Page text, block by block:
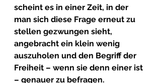
scheint es in einer Zeit, in der
man sich diese Frage erneut zu
stellen gezwungen sieht,
angebracht ein klein wenig
auszuholen und den Begriff der
Freiheit – wenn sie denn einer ist
– genauer zu befragen.